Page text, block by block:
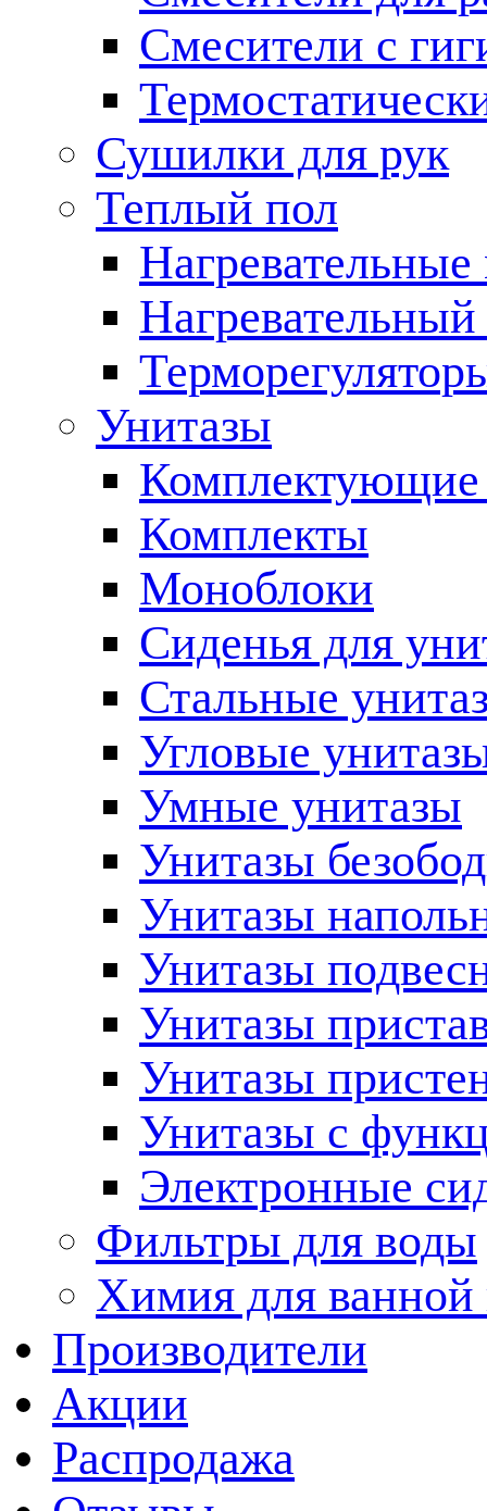
Смесители с
Сушилки для рук
Теплый пол
Нагревательный
Унитазы
Комплектующие
Комплекты
Моноблоки
Сиденья для
Стальные
Угловые
Умные унитазы
Унитазы
Унитазы
Унитазы
Унитазы
Унитазы
Унитазы с
Электронные
Фильтры для воды
Химия для ванной
Производители
Акции
Распродажа